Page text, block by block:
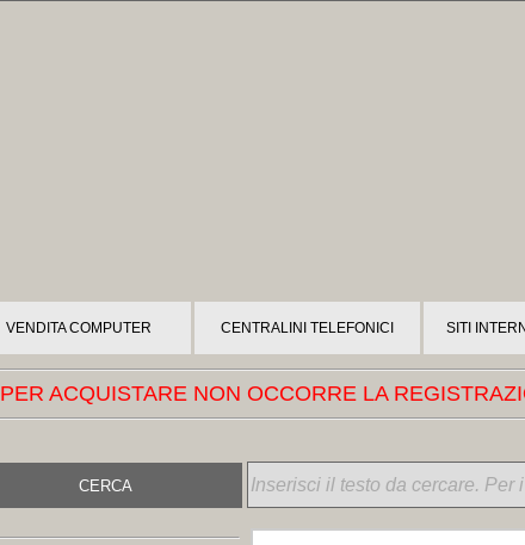
VENDITA COMPUTER CENTRALINI TELEFONICI SITI
PER ACQUISTARE NON OCCORRE LA